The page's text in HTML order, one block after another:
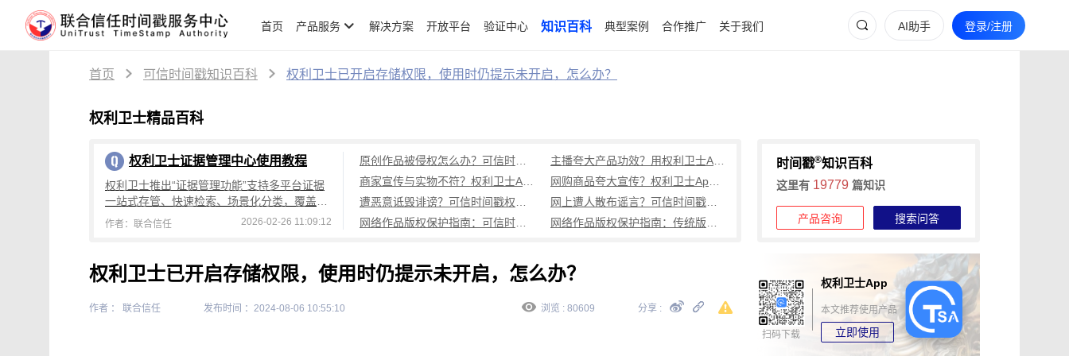
首页 产品服务 解决方案 开放平台 验证中心 知识百科 典型案例 合作推广 关于我们 AI助手 登录/注册
首页 可信时间戳知识百科 权利卫士已开启存储权限，使用时仍提示未开启，怎么办？
权利卫士精品百科
权利卫士证据管理中心使用教程
权利卫士推出“证据管理功能”支持多平台证据
一站式存管、快速检索、场景化分类，覆盖主/
子账号权限管理，为取证维权筑牢管理防线。
作者：联合信任 2026-02-26 11:09:12
时间戳®知识百科
这里有 19779 篇知识
产品咨询 搜索问答
权利卫士已开启存储权限，使用时仍提示未开启，怎么办？
作者 ： 联合信任 发布时间 ：2024-08-06 10:55:10 浏览 : 80609 分享 :
扫码下载
权利卫士App
本文推荐使用产品
立即使用